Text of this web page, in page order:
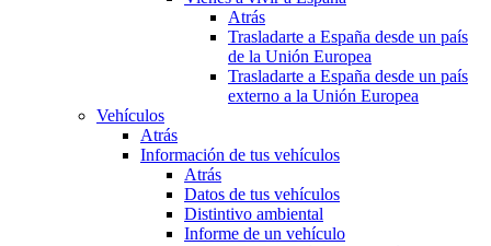
Atrás
Trasladarte a España desde un país
de la Unión Europea
Trasladarte a España desde un país
externo a la Unión Europea
Vehículos
Atrás
Información de tus vehículos
Atrás
Datos de tus vehículos
Distintivo ambiental
Informe de un vehículo